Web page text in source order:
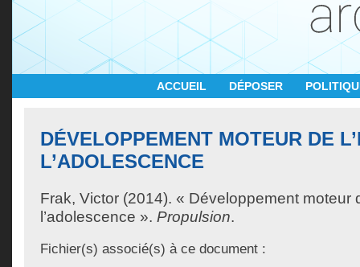
ACCUEIL DÉPOSER
DÉVELOPPEMENT MOTEUR DE
L’ADOLESCENCE
Frak, Victor (2014). « Développement moteur
l’adolescence ». Propulsion.
Fichier(s) associé(s) à ce document :